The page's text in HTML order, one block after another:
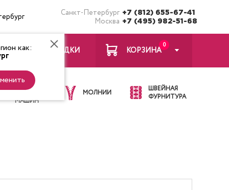
Санкт-Петербург +7 (812) 655-67-41
Москва +7 (495) 982-51-68
как: ЗАКЛАДКИ
0
КОРЗИНА
ИГЛЫ ДЛЯ
ШВЕЙНЫХ
МАШИН
МОЛНИИ
ШВЕЙНАЯ
ФУРНИТУРА